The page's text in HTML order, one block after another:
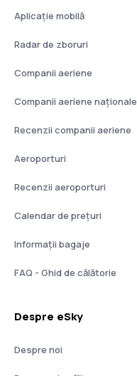
Aplicație mobilă
Radar de zboruri
Companii aeriene
Companii aeriene naţionale
Recenzii companii aeriene
Aeroporturi
Recenzii aeroporturi
Calendar de prețuri
Informații bagaje
FAQ - Ghid de călătorie
Despre eSky
Despre noi